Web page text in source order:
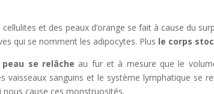
et des peaux d’orange se fait à cause du
qui se nomment les adipocytes. Plus le corps
peau se relâche au fur et à mesure que le
vaisseaux sanguins et le système lymphatique se
cause ces monstruosités.